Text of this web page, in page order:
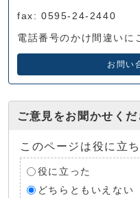
fax: 0595-24-2440
電話番号のかけ間違いに
お問い
ご意見をお聞かせくだ
このページは役に立
役に立った
どちらともいえない